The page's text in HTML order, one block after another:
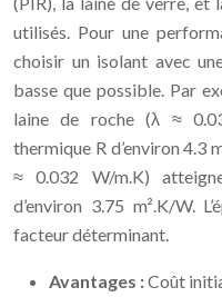
utilisés. Pour une
choisir un isolant avec
basse que possible. Par
laine de roche (λ ≈
thermique R d’environ 4.3
≈ 0.032 W/m.K)
d’environ 3.75 m².K/W.
facteur déterminant.
Avantages :Coût